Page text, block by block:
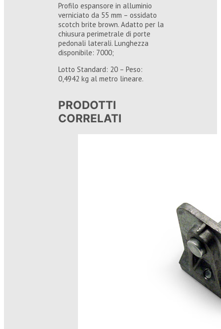
Profilo espansore in alluminio
verniciato da 55 mm – ossidato
scotch brite brown. Adatto per la
chiusura perimetrale di porte
pedonali laterali. Lunghezza
disponibile: 7000;
Lotto Standard: 20 – Peso:
0,4942 kg al metro lineare.
PRODOTTI
CORRELATI